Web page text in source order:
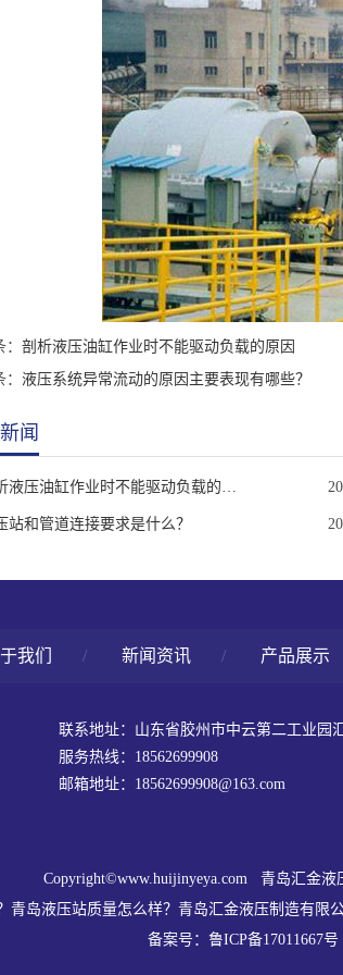
剖析液压油缸作业时不能驱动负载的原因
液压系统异常流动的原因主要表现有哪些？
闻
剖析液压油缸作业时不能驱动负载的原因
站和管道连接要求是什么？
我们 / 新闻资讯 / 产品展示
联系地址：山东省胶州市中云第二工业园
服务热线：18562699908
邮箱地址：18562699908@163.com
Copyright©www.huijinyeya.com 青岛汇金液
岛液压站质量怎么样？青岛汇金液压制造有限
备案号： 鲁ICP备17011667号